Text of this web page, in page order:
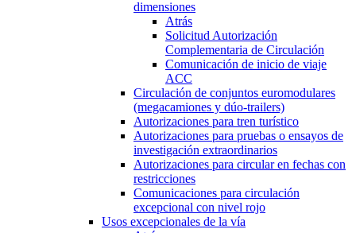
dimensiones
Atrás
Solicitud Autorización
Complementaria de Circulación
Comunicación de inicio de viaje
ACC
Circulación de conjuntos euromodulares
(megacamiones y dúo-trailers)
Autorizaciones para tren turístico
Autorizaciones para pruebas o ensayos de
investigación extraordinarios
Autorizaciones para circular en fechas con
restricciones
Comunicaciones para circulación
excepcional con nivel rojo
Usos excepcionales de la vía